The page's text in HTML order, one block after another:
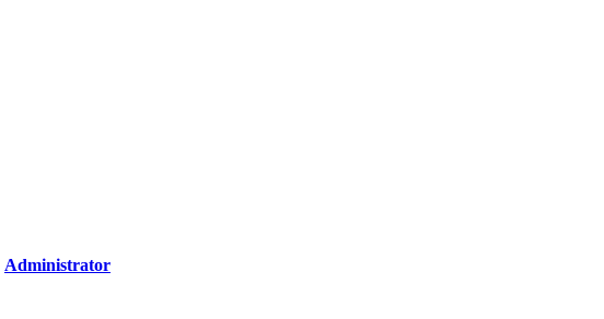
Administrator